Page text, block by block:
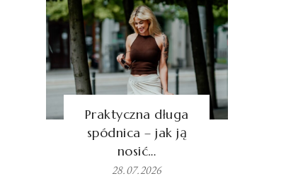
Praktyczna długa
spódnica – jak ją
nosić…
28.07.2026